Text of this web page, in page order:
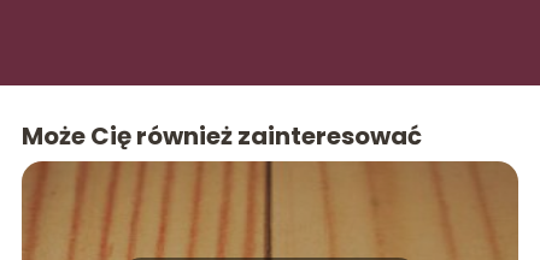
Może Cię również zainteresować